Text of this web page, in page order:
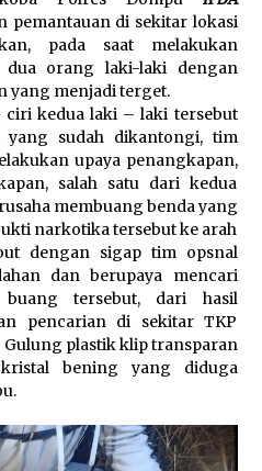
pemantauan di sekitar lokasi
pada saat melakukan
dua orang laki-laki dengan
yang menjadi terget.
ciri kedua laki – laki tersebut
sudah dikantongi, tim
upaya penangkapan,
salah satu dari kedua
membuang benda yang
narkotika tersebut ke arah
dengan sigap tim opsnal
dan berupaya mencari
tersebut, dari hasil
pencarian di sekitar TKP
Gulung plastik klip transparan
bening yang diduga